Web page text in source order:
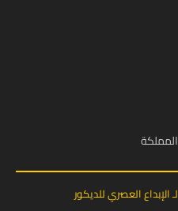
العصري للديكور